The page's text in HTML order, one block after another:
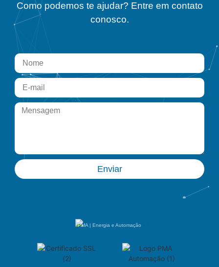
Como podemos te ajudar? Entre em contato
conosco.
Enviar
PMA | Energia e Automação